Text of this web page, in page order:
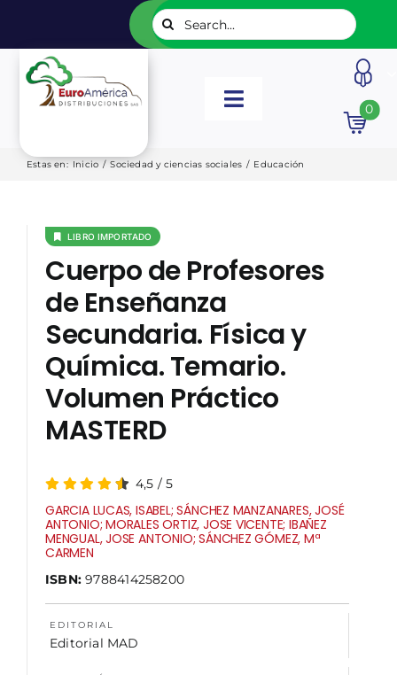
contenido
Buscar:
Toggle
INICIO
EDITORIALES
CATÁLOGOS
LISTADOS
NOSOTROS
0
Estas en: Inicio / Sociedad y ciencias sociales / Educación
LIBRO IMPORTADO
Cuerpo de Profesores
de Enseñanza
Secundaria. Física y
Química. Temario.
Volumen Práctico
MASTERD
4,5 /5
GARCIA LUCAS, ISABEL; SÁNCHEZ MANZANARES, JOSÉ
ANTONIO; MORALES ORTIZ, JOSE VICENTE; IBAÑEZ
MENGUAL, JOSE ANTONIO; SÁNCHEZ GÓMEZ, Mª
CARMEN
ISBN:9788414258200
EDITORIAL
Editorial MAD